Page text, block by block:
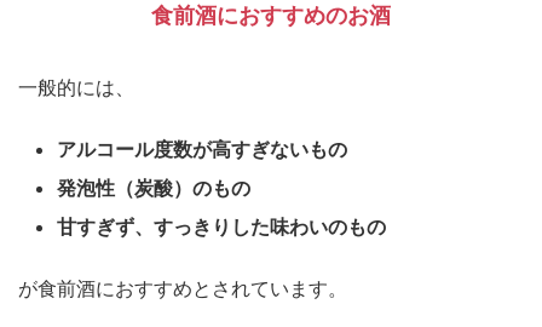
食前酒におすすめのお酒
一般的には、
アルコール度数が高すぎないもの
発泡性（炭酸）のもの
甘すぎず、すっきりした味わいのもの
が食前酒におすすめとされています。